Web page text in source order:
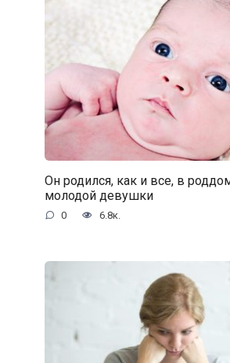
Он родился, как и все, в
молодой девушки
0 6.8к.